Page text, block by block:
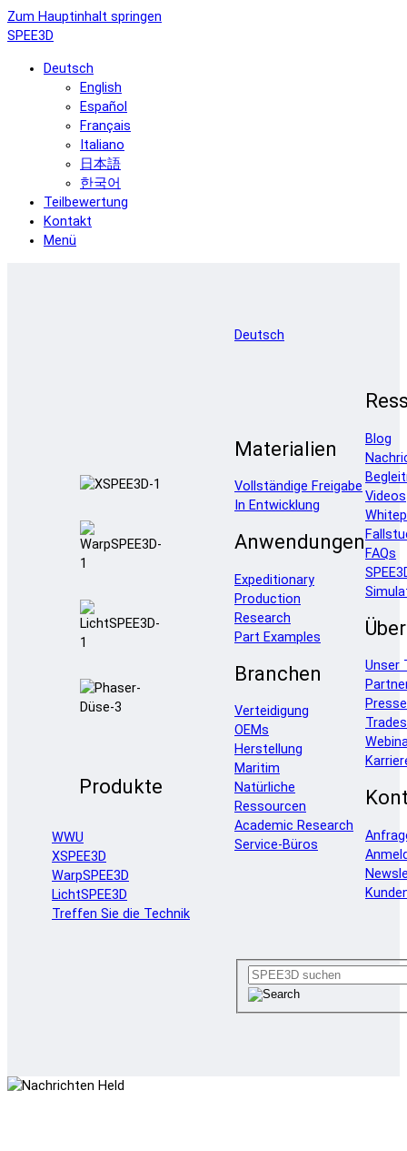
Zum Hauptinhalt springen
SPEE3D
Deutsch
English
Español
Français
Italiano
日本語
한국어
Teilbewertung
Kontakt
Menü
Produkte
WWU
XSPEE3D
WarpSPEE3D
LichtSPEE3D
Treffen Sie die Technik
Deutsch
Materialien
Vollständige Freigabe
In Entwicklung
Anwendungen
Expeditionary
Production
Research
Part Examples
Branchen
Verteidigung
OEMs
Herstellung
Maritim
Natürliche
Ressourcen
Academic Research
Service-Büros
Blog
Videos
FAQs
Über
Unser